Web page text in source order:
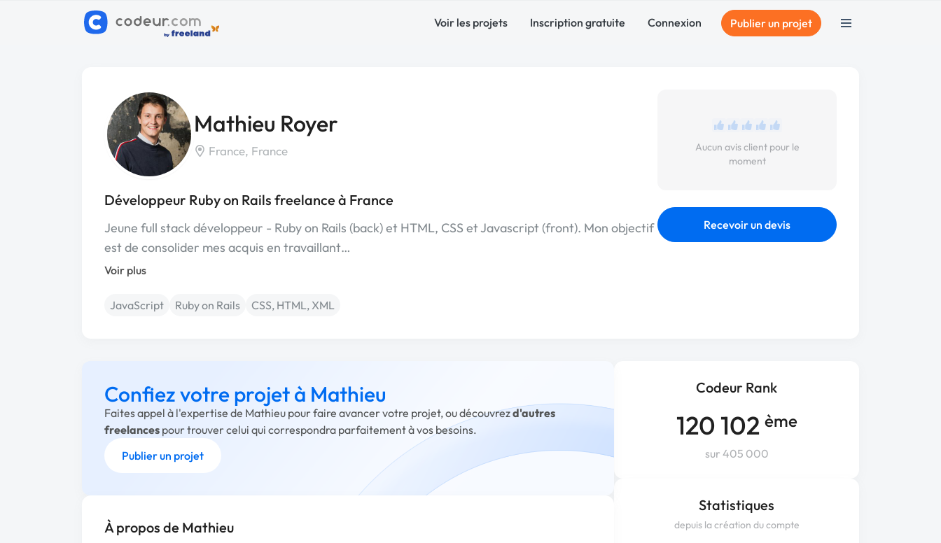
Voir les projets Inscription gratuite Connexion Publier un projet
Mathieu Royer
France, France
Développeur Ruby on Rails freelance à France
Jeune full stack développeur - Ruby on Rails (back) et HTML, CSS et Javascript (front). Mon objectif
est de consolider mes acquis en travaillant…
Voir plus
JavaScript Ruby on Rails CSS, HTML, XML
Aucun avis client pour le
moment
Recevoir un devis
Codeur Rank
120 102 ème
sur 405 000
Statistiques
depuis la création du compte
Confiez votre projet à Mathieu
Faites appel à l'expertise de Mathieu pour faire avancer votre projet, ou découvrezd'autres
freelances pour trouver celui qui correspondra parfaitement à vos besoins.
Publier un projet
À propos de Mathieu